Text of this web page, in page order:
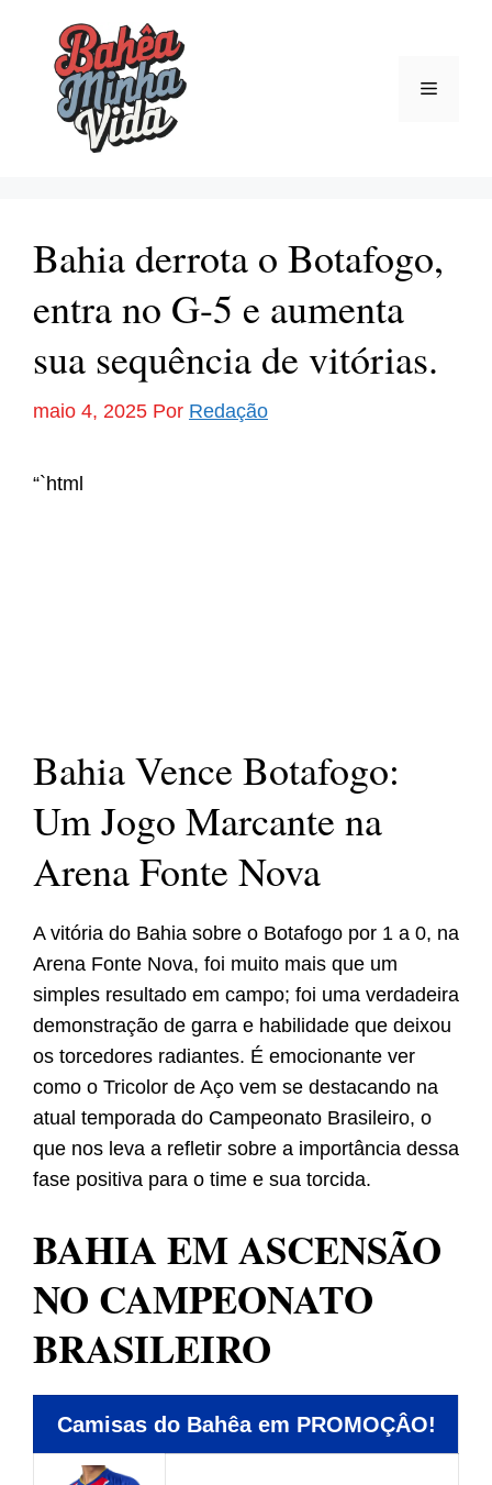
conteúdo
Menu
Bahia derrota o Botafogo,
entra no G-5 e aumenta
sua sequência de vitórias.
maio 4, 2025 Por Redação
“`html
Bahia Vence Botafogo:
Um Jogo Marcante na
Arena Fonte Nova
A vitória do Bahia sobre o Botafogo por 1 a 0, na
Arena Fonte Nova, foi muito mais que um
simples resultado em campo; foi uma verdadeira
demonstração de garra e habilidade que deixou
os torcedores radiantes. É emocionante ver
como o Tricolor de Aço vem se destacando na
atual temporada do Campeonato Brasileiro, o
que nos leva a refletir sobre a importância dessa
fase positiva para o time e sua torcida.
BAHIA EM ASCENSÃO
NO CAMPEONATO
BRASILEIRO
Camisas do Bahêa em PROMOÇÂO!